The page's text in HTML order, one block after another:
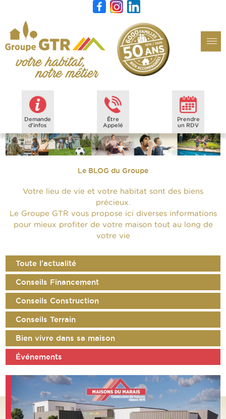
Demande
d'infos
Être
Appelé
Prendre
un RDV
Le BLOG du Groupe
Votre lieu de vie et votre habitat sont des biens
précieux.
Le Groupe GTR vous propose ici diverses informations
pour mieux profiter de votre maison tout au long de
votre vie
Toute l'actualité
Conseils Financement
Conseils Construction
Conseils Terrain
Bien vivre dans sa maison
Événements